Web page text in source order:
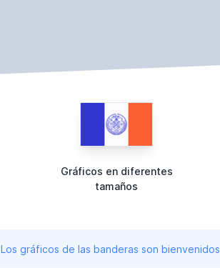
Gráficos en diferentes
tamaños
Los gráficos de las banderas son